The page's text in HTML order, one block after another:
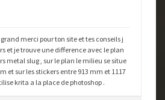
merci pour ton site et tes conseils j
et je trouve une difference avec le plan
metal slug , sur le plan le milieu se situe
et sur les stickers entre 913 mm et 1117
krita a la place de photoshop .